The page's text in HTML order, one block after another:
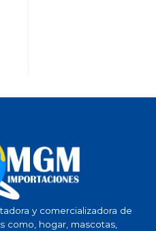
y comercializadora de
como, hogar, mascotas,